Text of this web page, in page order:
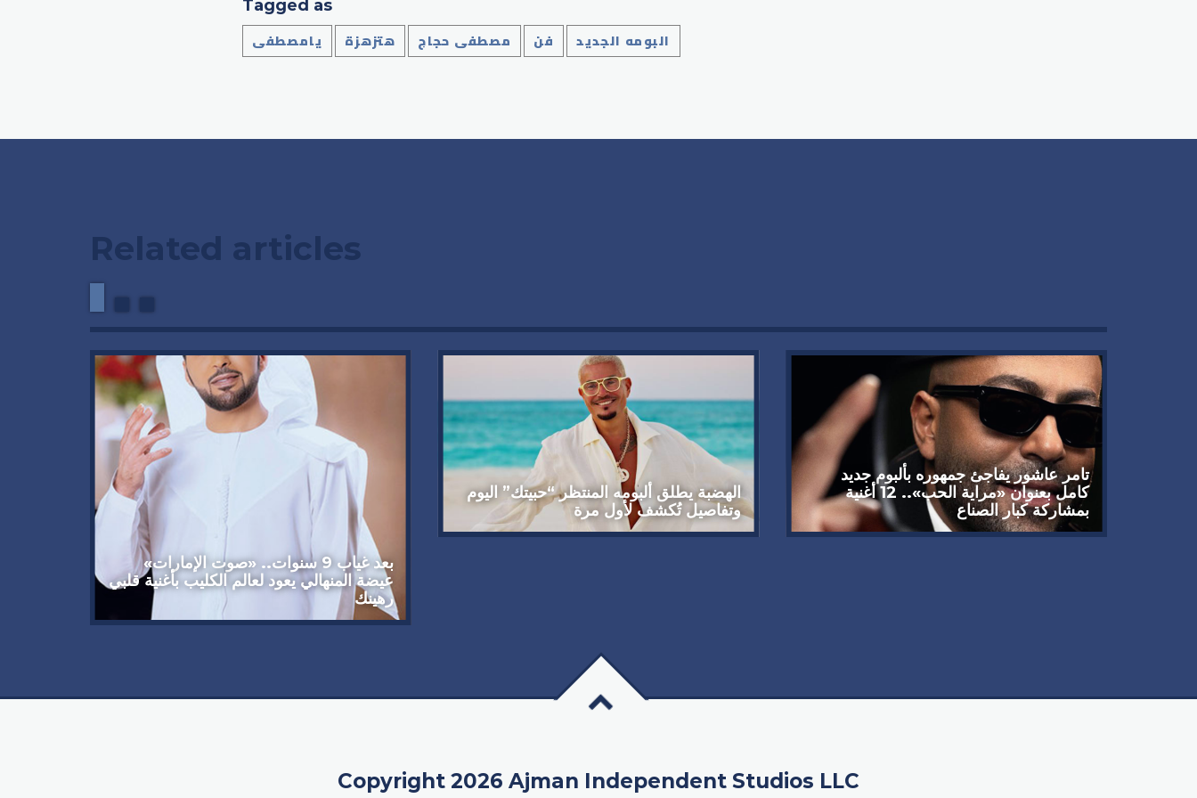
Tagged as
البومه الجديد فن مصطفى حجاج هتزهزة يامصطفى
Related articles
بعد غياب 9 سنوات.. «صوت الإمارات»
عيضة المنهالي يعود لعالم الكليب بأغنية قلبي
رهينك
الهضبة يطلق ألبومه المنتظر “حبيتك” اليوم
وتفاصيل تُكشف لأول مرة
تامر عاشور يفاجئ جمهوره بألبوم جديد
كامل بعنوان «مراية الحب».. 12 أغنية
بمشاركة كبار الصناع
Copyright 2026 Ajman Independent Studios LLC